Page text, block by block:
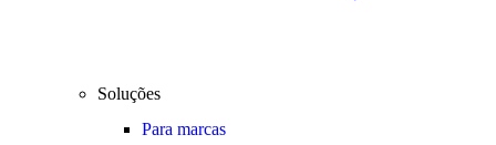
Soluções
Para marcas